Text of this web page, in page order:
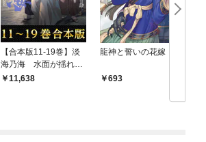
【合本版11-19巻】淡
海乃海 水面が揺れる
時～三英傑に嫌われた
11,638
龍神と誓いの花嫁
693